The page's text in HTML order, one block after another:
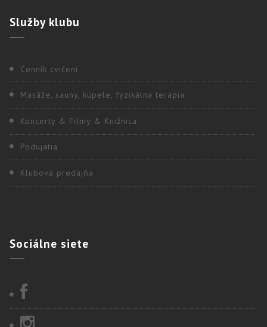
Službyklubu
Cenník cvičení
Masáže, sauny, kúpele, fyzikálna terapia
Koncerty & Filmy & Knižnica
Podujatia
Klubová predajňa
Sociálne siete